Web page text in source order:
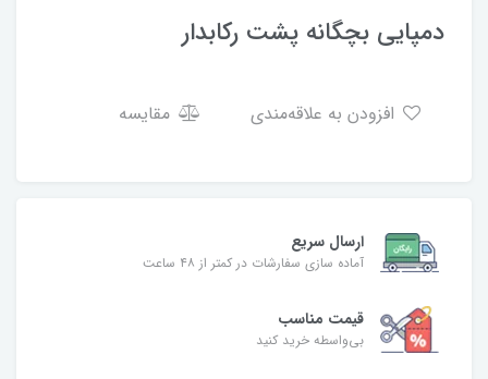
دمپایی بچگانه پشت رکابدار
مقایسه
ارسال سریع
آماده سازی سفارشات در کمتر از ۴۸ ساعت
قیمت مناسب
بی‌واسطه خرید کنید